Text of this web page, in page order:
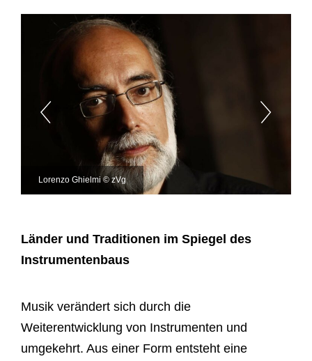
Lorenzo Ghielmi © zVg
Länder und Traditionen im Spiegel des
Instrumentenbaus
Musik verändert sich durch die
Weiterentwicklung von Instrumenten und
umgekehrt. Aus einer Form entsteht eine